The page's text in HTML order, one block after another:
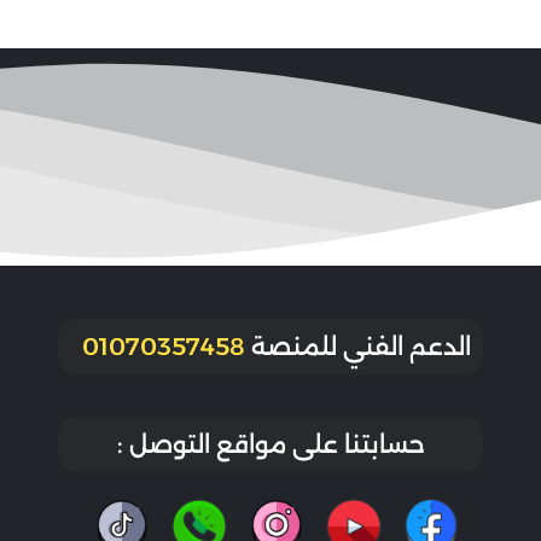
الدعم الفني للمنصة 01070357458
حسابتنا على مواقع التوصل :